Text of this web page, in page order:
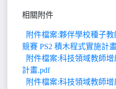
相關附件
附件檔案:夥伴學校種子
競賽 PS2 積木程式實施計
附件檔案:科技領域教師
計畫.pdf
附件檔案:科技領域教師